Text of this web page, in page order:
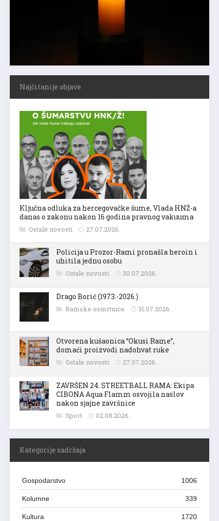
Najčitanije objave
Ključna odluka za hercegovačke šume, Vlada HNŽ-a
danas o zakonu nakon 16 godina pravnog vakuuma
Ostale novosti 27.07.2026.
Policija u Prozor-Rami pronašla heroin i
uhitila jednu osobu
Ostale novosti 30.07.2026.
Drago Borić (1973.-2026.)
Ramske osmrtnice 31.07.2026.
Otvorena kušaonica “Okusi Rame”,
domaći proizvodi nadohvat ruke
Ostale novosti 27.07.2026.
ZAVRŠEN 24. STREETBALL RAMA: Ekipa
CIBONA Aqua Flamm osvojila naslov
nakon sjajne završnice
Sport 02.08.2026.
Kategorije sadržaja
Gospodarstvo 1006
Kolumne 339
Kultura 1720